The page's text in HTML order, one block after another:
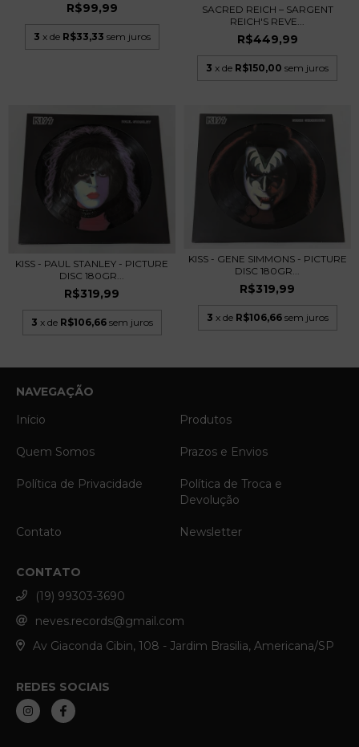
R$99,99
3 x de R$33,33 sem juros
SACRED REICH – SARGENT
REICH'S REVE...
R$449,99
3 x de R$150,00 sem juros
KISS - PAUL STANLEY - PICTURE
DISC 180GR...
R$319,99
3 x de R$106,66 sem juros
KISS - GENE SIMMONS - PICTURE
DISC 180GR...
R$319,99
3 x de R$106,66 sem juros
NAVEGAÇÃO
Início
Produtos
Quem Somos Prazos e Envios
Política de Privacidade
Política de Troca e
Devolução
Contato Newsletter
CONTATO
(19) 99303-3690
neves.records@gmail.com
Av Giaconda Cibin, 108 - Jardim Brasilia, Americana/SP
REDES SOCIAIS